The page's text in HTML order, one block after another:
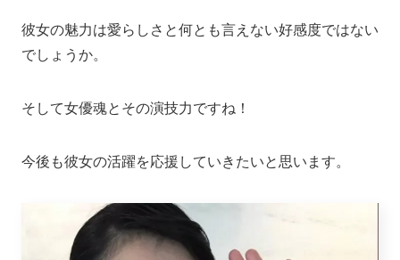
彼女の魅力は愛らしさと何とも言えない好感度ではない
でしょうか。
そして女優魂とその演技力ですね！
今後も彼女の活躍を応援していきたいと思います。